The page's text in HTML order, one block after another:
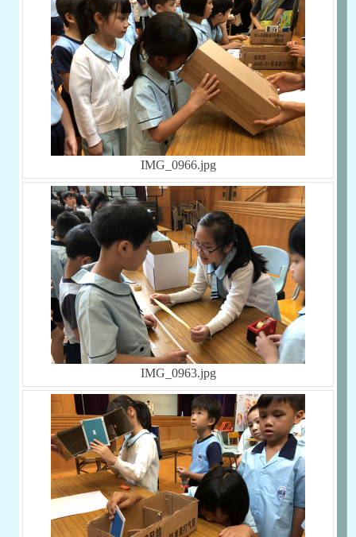
IMG_0966.jpg
IMG_0963.jpg